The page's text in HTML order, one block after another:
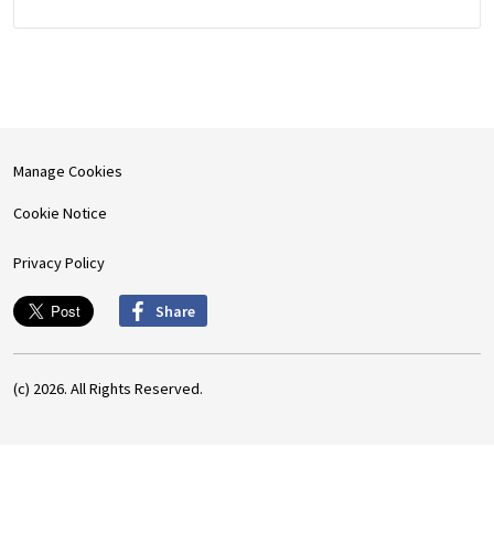
Manage Cookies
Cookie Notice
Privacy Policy
Share
(c) 2026. All Rights Reserved.